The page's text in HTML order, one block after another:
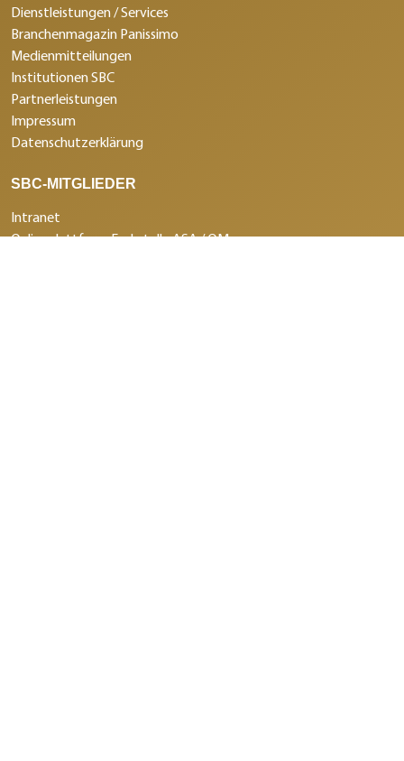
Dienstleistungen / Services
Branchenmagazin Panissimo
Medienmitteilungen
Institutionen SBC
Partnerleistungen
Impressum
Datenschutzerklärung
SBC-MITGLIEDER
Intranet
Onlineplattform Fachstelle ASA / QM